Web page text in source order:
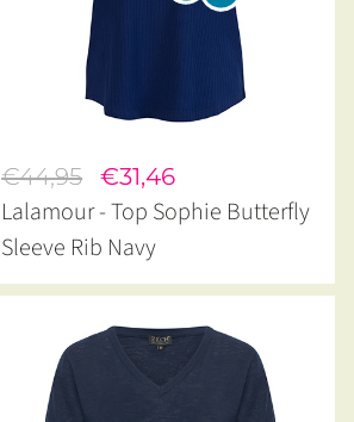
€44,95 €31,46
Lalamour - Top Sophie Butterfly
Sleeve Rib Navy